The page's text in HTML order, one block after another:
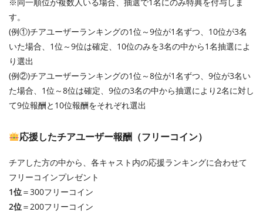
す。
(例①)チアユーザーランキングの1位～9位が1名ずつ、10位が3名
いた場合、1位～9位は確定、10位のみを3名の中から1名抽選によ
り選出
(例②)チアユーザーランキングの1位～8位が1名ずつ、9位が3名い
た場合、1位～8位は確定、9位の3名の中から抽選により2名に対し
て9位報酬と10位報酬をそれぞれ選出
応援したチアユーザー報酬（フリーコイン）
チアした方の中から、各キャスト内の応援ランキングに合わせて
フリーコインプレゼント
1位＝300フリーコイン
2位＝200フリーコイン